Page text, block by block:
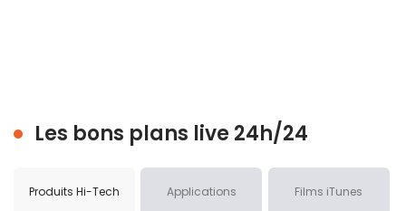
Les bons plans live 24h/24
Produits Hi-Tech Applications Films iTunes